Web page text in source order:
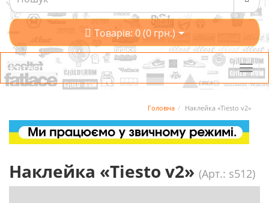
Товарів: 0 (0 грн.)
Категорії
Головна Наклейка «Tiesto v2»
Наклейка «Tiesto v2» (Арт.: s512)